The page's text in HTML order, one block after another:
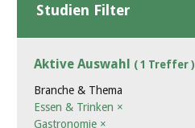
Studien Filter
Aktive Auswahl ( 1 Treffer )
Branche & Thema
Essen & Trinken ×
Gastronomie ×